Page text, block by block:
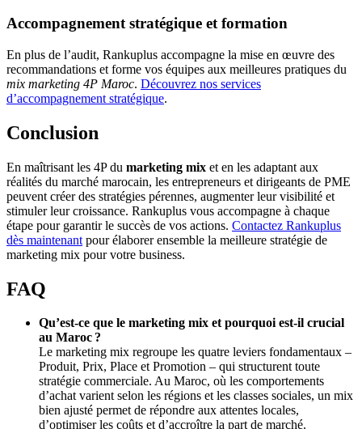
Accompagnement stratégique et formation
En plus de l’audit, Rankuplus accompagne la mise en œuvre des
recommandations et forme vos équipes aux meilleures pratiques du
mix marketing 4P Maroc. Découvrez nos services
d’accompagnement stratégique.
Conclusion
En maîtrisant les 4P du marketing mix et en les adaptant aux
réalités du marché marocain, les entrepreneurs et dirigeants de PME
peuvent créer des stratégies pérennes, augmenter leur visibilité et
stimuler leur croissance. Rankuplus vous accompagne à chaque
étape pour garantir le succès de vos actions. Contactez Rankuplus
dès maintenant pour élaborer ensemble la meilleure stratégie de
marketing mix pour votre business.
FAQ
Qu’est‑ce que le marketing mix et pourquoi est‑il crucial
au Maroc ?
Le marketing mix regroupe les quatre leviers fondamentaux –
Produit, Prix, Place et Promotion – qui structurent toute
stratégie commerciale. Au Maroc, où les comportements
d’achat varient selon les régions et les classes sociales, un mix
bien ajusté permet de répondre aux attentes locales,
d’optimiser les coûts et d’accroître la part de marché.